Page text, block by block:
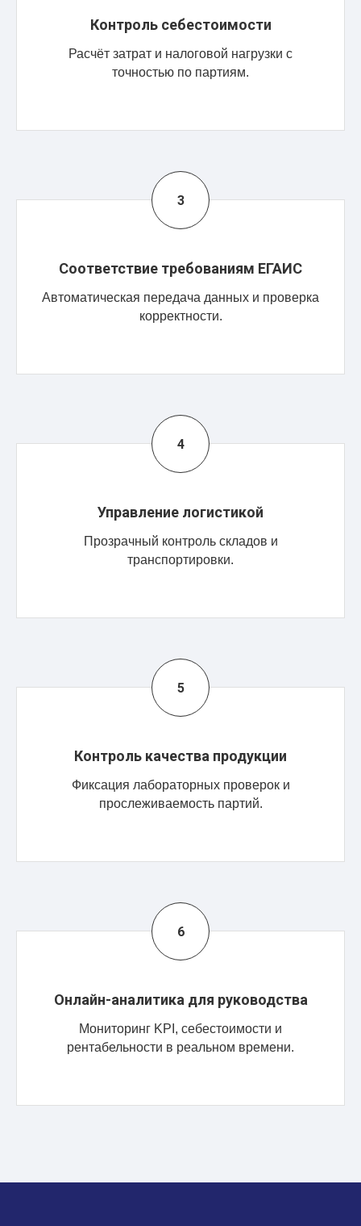
Контроль себестоимости
Расчёт затрат и налоговой нагрузки с
точностью по партиям.
Соответствие требованиям ЕГАИС
Автоматическая передача данных и проверка
корректности.
Управление логистикой
Прозрачный контроль складов и
транспортировки.
Контроль качества продукции
Фиксация лабораторных проверок и
прослеживаемость партий.
Онлайн-аналитика для руководства
Мониторинг KPI, себестоимости и
рентабельности в реальном времени.